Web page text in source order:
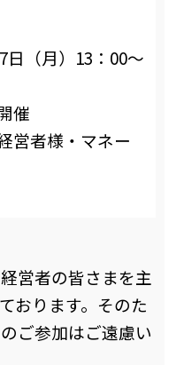
日（月）13：00〜
催
営者様・マネー
営者の皆さまを主
おります。そのた
ご参加はご遠慮い